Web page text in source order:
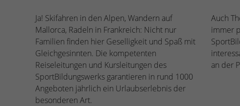
Ja! Skifahren in den Alpen, Wandern auf
Mallorca, Radeln in Frankreich: Nicht nur
Familien finden hier Geselligkeit und Spaß mit
Gleichgesinnten. Die kompetenten
Reiseleitungen und Kursleitungen des
SportBildungswerks garantieren in rund 1000
Angeboten jährlich ein Urlaubserlebnis der
besonderen Art.
Auch
immer
an der